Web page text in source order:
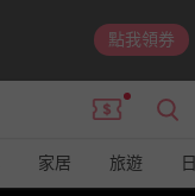
點我領券
家居 旅遊